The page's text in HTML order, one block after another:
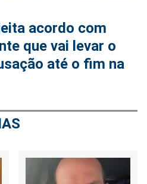
acordo com
que vai levar o
até o fim na